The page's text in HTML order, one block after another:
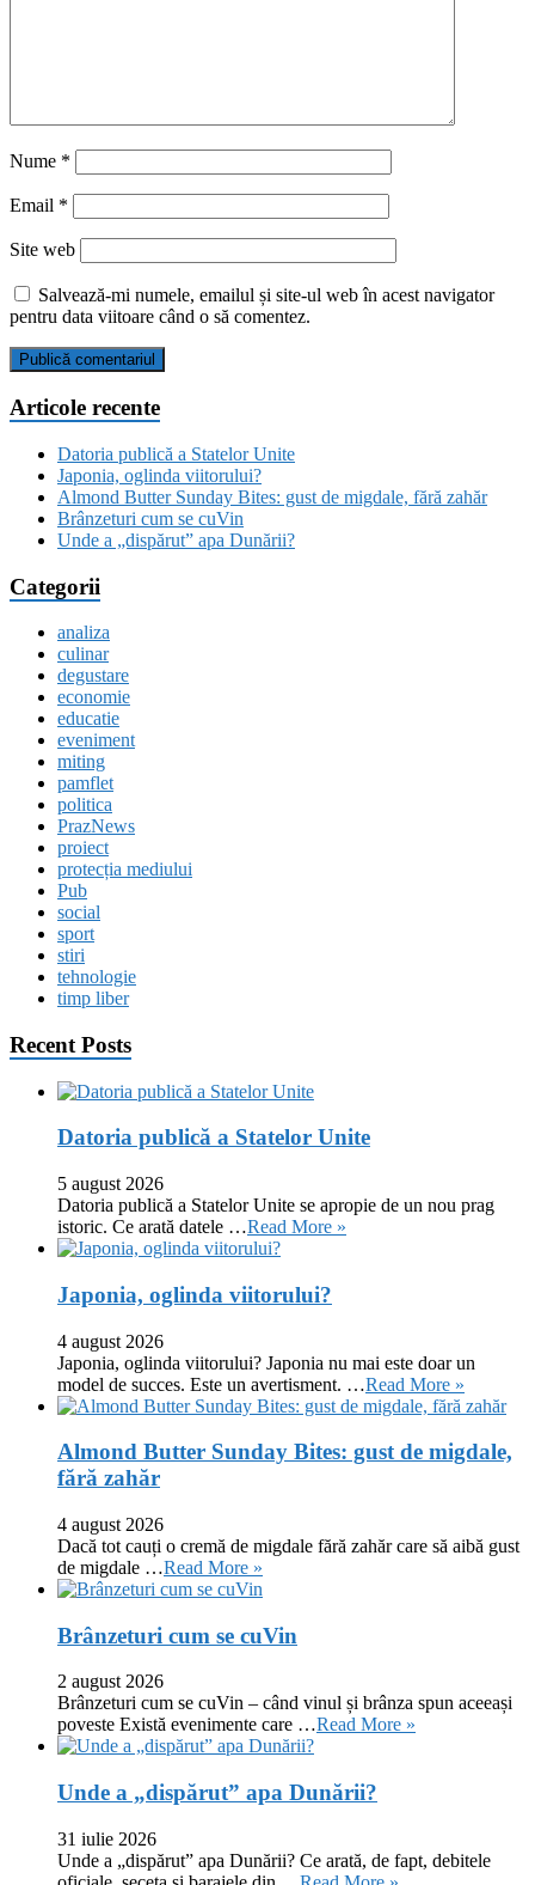
Nume *
Email *
Site web
Salvează-mi numele, emailul și site-ul web în acest navigator
pentru data viitoare când o să comentez.
Articole recente
Datoria publică a Statelor Unite
Japonia, oglinda viitorului?
Almond Butter Sunday Bites: gust de migdale, fără zahăr
Brânzeturi cum se cuVin
Unde a „dispărut” apa Dunării?
Categorii
analiza
culinar
degustare
economie
educatie
eveniment
miting
pamflet
politica
PrazNews
proiect
protecția mediului
Pub
social
sport
stiri
tehnologie
timp liber
Recent Posts
Datoria publică a Statelor Unite
5 august 2026
Datoria publică a Statelor Unite se apropie de un nou prag
istoric. Ce arată datele …Read More »
Japonia, oglinda viitorului?
4 august 2026
Japonia, oglinda viitorului? Japonia nu mai este doar un
model de succes. Este un avertisment. …Read More »
Almond Butter Sunday Bites: gust de migdale,
fără zahăr
4 august 2026
Dacă tot cauți o cremă de migdale fără zahăr care să aibă gust
de migdale …Read More »
Brânzeturi cum se cuVin
2 august 2026
Brânzeturi cum se cuVin – când vinul și brânza spun aceeași
poveste Există evenimente care …Read More »
Unde a „dispărut” apa Dunării?
31 iulie 2026
Unde a „dispărut” apa Dunării? Ce arată, de fapt, debitele